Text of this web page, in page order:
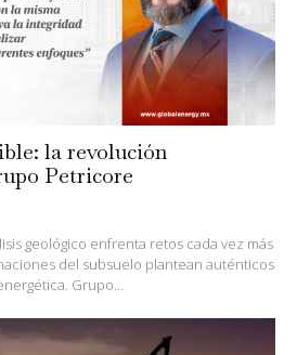
la revolución
Petricore
geológico enfrenta retos cada vez más
del subsuelo plantean auténticos
Grupo...